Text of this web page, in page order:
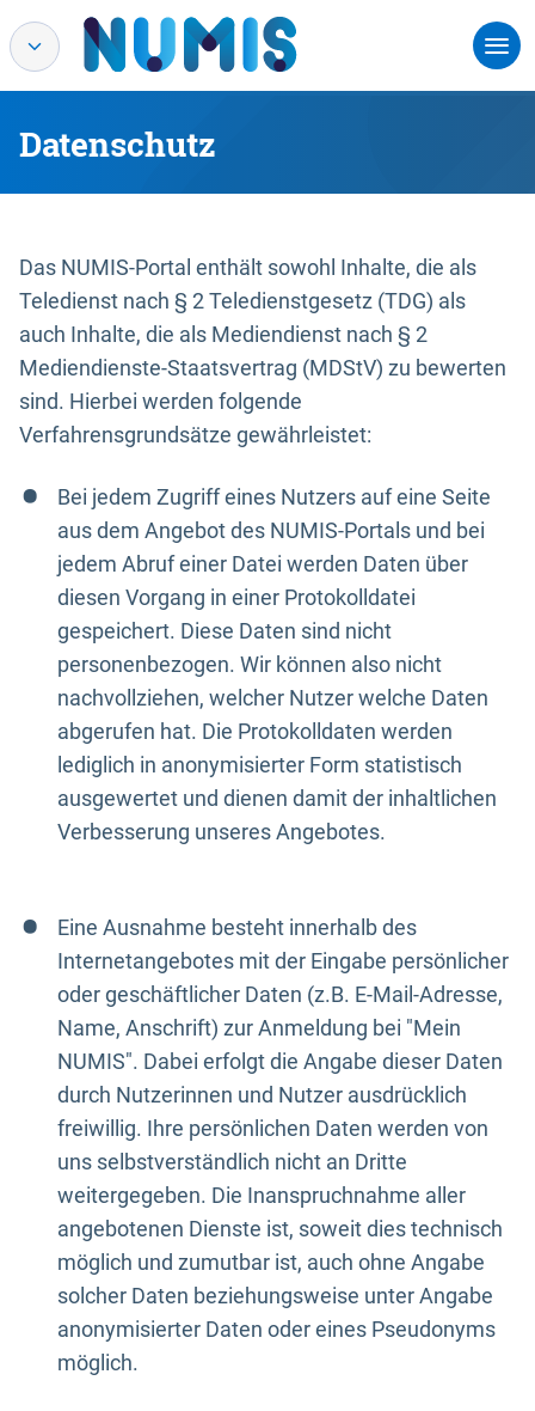
Datenschutz
Das NUMIS-Portal enthält sowohl Inhalte, die als
Teledienst nach § 2 Teledienstgesetz (TDG) als
auch Inhalte, die als Mediendienst nach § 2
Mediendienste-Staatsvertrag (MDStV) zu bewerten
sind. Hierbei werden folgende
Verfahrensgrundsätze gewährleistet:
Bei jedem Zugriff eines Nutzers auf eine Seite
aus dem Angebot des NUMIS-Portals und bei
jedem Abruf einer Datei werden Daten über
diesen Vorgang in einer Protokolldatei
gespeichert. Diese Daten sind nicht
personenbezogen. Wir können also nicht
nachvollziehen, welcher Nutzer welche Daten
abgerufen hat. Die Protokolldaten werden
lediglich in anonymisierter Form statistisch
ausgewertet und dienen damit der inhaltlichen
Verbesserung unseres Angebotes.
Eine Ausnahme besteht innerhalb des
Internetangebotes mit der Eingabe persönlicher
oder geschäftlicher Daten (z.B. E-Mail-Adresse,
Name, Anschrift) zur Anmeldung bei "Mein
NUMIS". Dabei erfolgt die Angabe dieser Daten
durch Nutzerinnen und Nutzer ausdrücklich
freiwillig. Ihre persönlichen Daten werden von
uns selbstverständlich nicht an Dritte
weitergegeben. Die Inanspruchnahme aller
angebotenen Dienste ist, soweit dies technisch
möglich und zumutbar ist, auch ohne Angabe
solcher Daten beziehungsweise unter Angabe
anonymisierter Daten oder eines Pseudonyms
möglich.